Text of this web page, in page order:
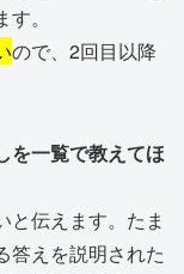
。
ので、2回目以降
を一覧で教えてほ
と伝えます。たま
答えを説明された